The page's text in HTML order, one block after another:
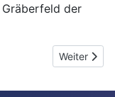
der
Nächster
Weiter